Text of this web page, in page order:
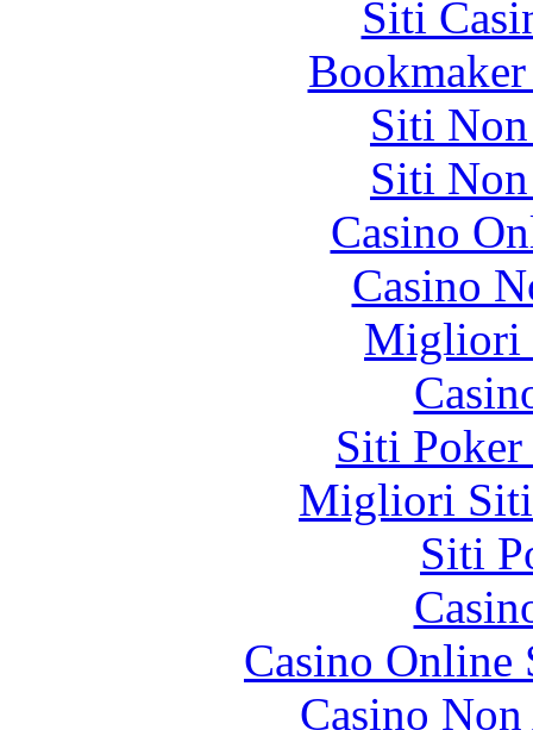
Siti
Siti
Siti
Casino
Casino
Migliori
Siti
Migliori Siti
Siti
Casino
Casino